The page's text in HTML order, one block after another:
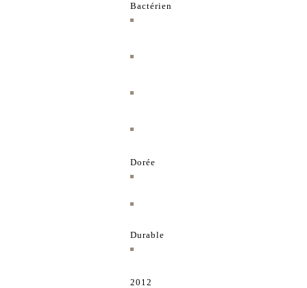
Bactérien
Dorée
Durable
2012